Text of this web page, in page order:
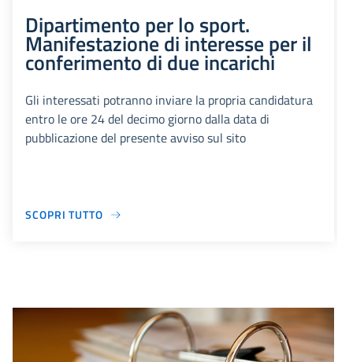
Dipartimento per lo sport.
Manifestazione di interesse per il
conferimento di due incarichi
Gli interessati potranno inviare la propria candidatura
entro le ore 24 del decimo giorno dalla data di
pubblicazione del presente avviso sul sito
SCOPRI TUTTO